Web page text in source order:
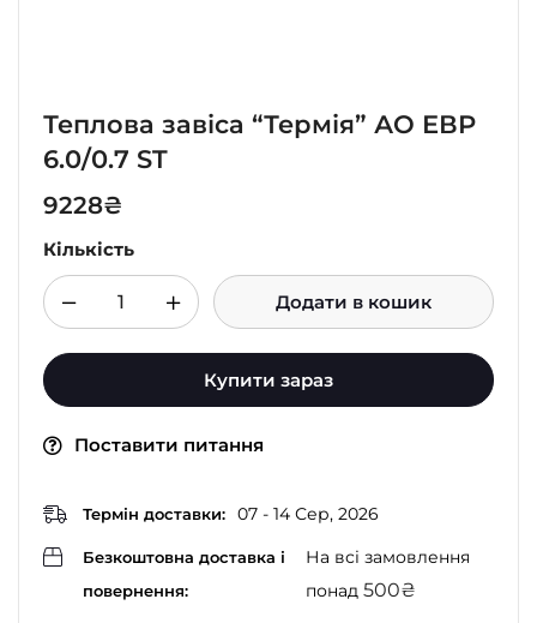
Теплова завіса “Термія” АО ЕВР
6.0/0.7 ST
9228₴
Кількість
Додати в кошик
Купити зараз
Поставити питання
Термін доставки: 07 - 14 Сер, 2026
Безкоштовна доставка і
повернення:
На всі замовлення
понад 500₴